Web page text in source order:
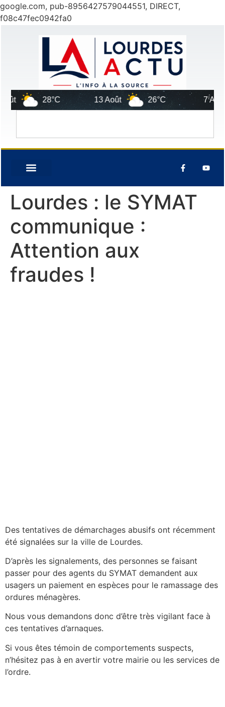
google.com, pub-8956427579044551, DIRECT,
f08c47fec0942fa0
28°C 13 Août 26°C 7 Août
Lourdes : le SYMAT
communique :
Attention aux
fraudes !
Des tentatives de démarchages abusifs ont récemment
été signalées sur la ville de Lourdes.
D’après les signalements, des personnes se faisant
passer pour des agents du SYMAT demandent aux
usagers un paiement en espèces pour le ramassage des
ordures ménagères.
Nous vous demandons donc d’être très vigilant face à
ces tentatives d’arnaques.
Si vous êtes témoin de comportements suspects,
n’hésitez pas à en avertir votre mairie ou les services de
l’ordre.